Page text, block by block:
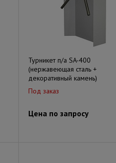
Турникет п/а SA-400
(нержавеющая сталь +
декоративный камень)
Под заказ
Цена по запросу